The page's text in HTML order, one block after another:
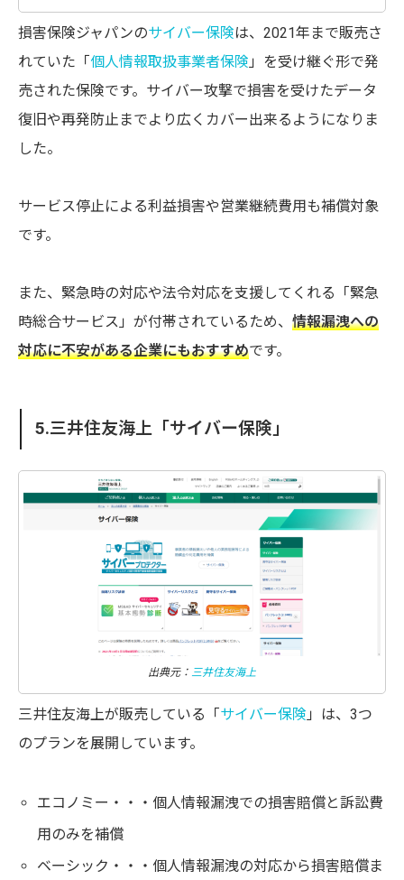
損害保険ジャパンのサイバー保険は、2021年まで販売さ
れていた「個人情報取扱事業者保険 」を受け継ぐ形で発
売された保険です。サイバー攻撃で損害を受けたデータ
復旧や再発防止までより広くカバー出来るようになりま
した。
サービス停止による利益損害や営業継続費用も補償対象
です。
また、緊急時の対応や法令対応を支援してくれる「緊急
時総合サービス」が付帯されているため、 情報漏洩への
対応に不安がある企業にもおすすめです。
5.三井住友海上「サイバー保険」
出典元： 三井住友海上
三井住友海上が販売している「サイバー保険 」は、3つ
のプランを展開しています。
エコノミー・・・個人情報漏洩での損害賠償と訴訟費
用のみを補償
ベーシック・・・個人情報漏洩の対応から損害賠償ま